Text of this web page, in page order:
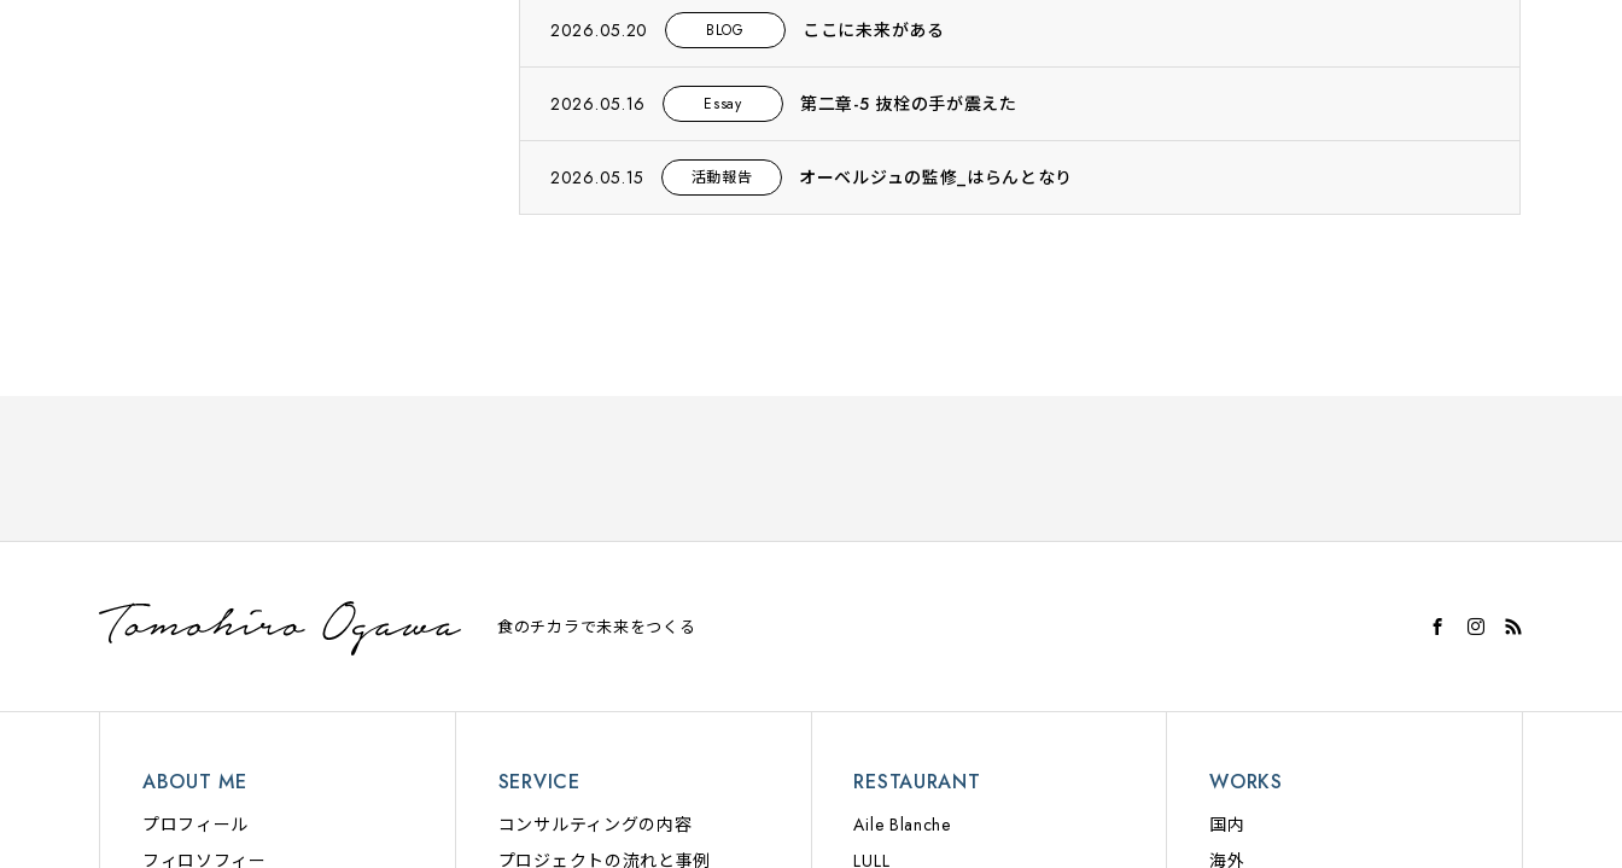
2026.05.20 BLOG ここに未来がある
2026.05.16 Essay 第二章-5 抜栓の手が震えた
2026.05.15 活動報告 オーベルジュの監修_はらんとなり
食のチカラで未来をつくる
ABOUT ME
プロフィール
フィロソフィー
SERVICE
コンサルティングの内容
プロジェクトの流れと事例
RESTAURANT
Aile Blanche
LULL
WORKS
国内
海外